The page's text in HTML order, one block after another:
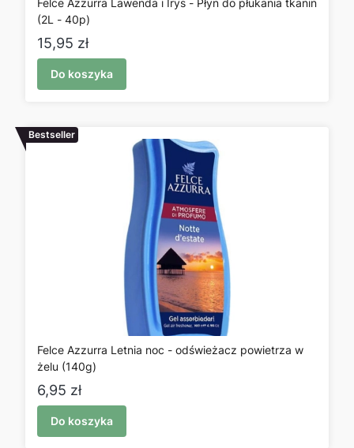
Felce Azzurra Lawenda i Irys - Płyn do płukania tkanin
(2L - 40p)
Cena
15,95 zł
Do koszyka
Bestseller
Felce Azzurra Letnia noc - odświeżacz powietrza w
żelu (140g)
Cena
6,95 zł
Do koszyka